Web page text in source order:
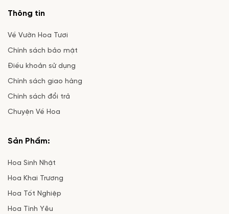
Thông tin
Về Vườn Hoa Tươi
Chính sách bảo mật
Điều khoản sử dụng
Chính sách giao hàng
Chính sách đổi trả
Chuyện Về Hoa
Sản Phẩm:
Hoa Sinh Nhật
Hoa Khai Trương
Hoa Tốt Nghiệp
Hoa Tình Yêu